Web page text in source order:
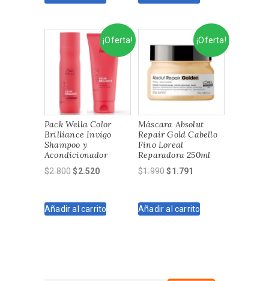
¡Oferta!
Pack Wella Color
Brilliance Invigo
Shampoo y
Acondicionador
$2.800El
era:
$2.520El
es:
Añadir al carrito
¡Oferta!
Máscara Absolut
Repair Gold Cabello
Fino Loreal
Reparadora 250ml
$1.990El
era:
$1.791
es:
Añadir al carrito